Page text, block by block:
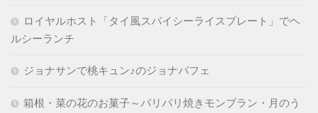
ロイヤルホスト「タイ風スパイシーライスプレート」でヘ
ルシーランチ
ジョナサンで桃キュン♪のジョナパフェ
箱根・菜の花のお菓子～パリパリ焼きモンブラン・月のう